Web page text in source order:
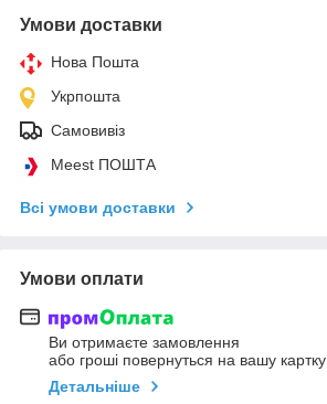
Умови доставки
Нова Пошта
Укрпошта
Самовивіз
Meest ПОШТА
Всі умови доставки
Умови оплати
Ви отримаєте замовлення
або гроші повернуться на вашу картку
Детальніше